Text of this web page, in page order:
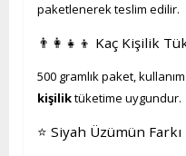
paketlenerek teslim edilir.
👨‍👩‍👧‍👦 Kaç Kişilik
500 gramlık paket,
kişiliktüketime uygundur.
⭐ Siyah Üzümün